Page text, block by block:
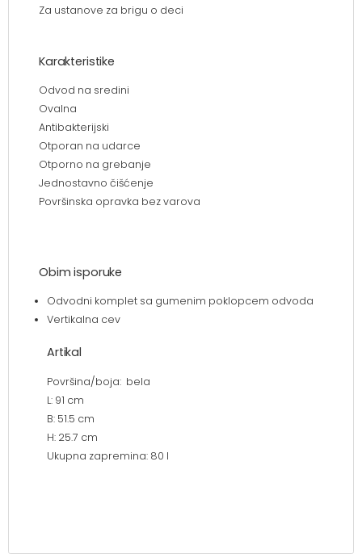
Za ustanove za brigu o deci
Karakteristike
Odvod na sredini
Ovalna
Antibakterijski
Otporan na udarce
Otporno na grebanje
Jednostavno čišćenje
Površinska opravka bez varova
Obim isporuke
Odvodni komplet sa gumenim poklopcem odvoda
Vertikalna cev
Artikal
Površina/boja: bela
L: 91 cm
B: 51.5 cm
H: 25.7 cm
Ukupna zapremina: 80 l